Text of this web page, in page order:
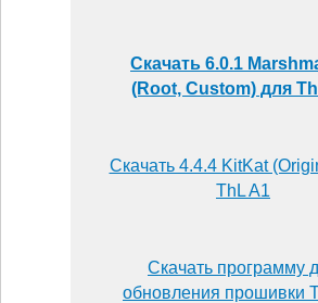
Скачать 6.0.1
(Root, Custom) для
Скачать 4.4.4 KitKat
ThL A1
Скачать программу
обновления прошивки